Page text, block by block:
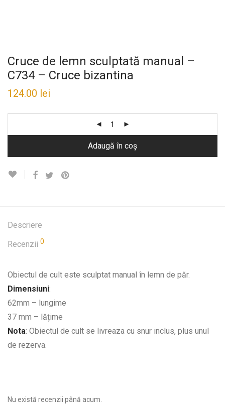
Cruce de lemn sculptată manual –
C734 – Cruce bizantina
124.00 lei
Adaugă în coș
Descriere
Recenzii 0
Obiectul de cult este sculptat manual în lemn de păr.
Dimensiuni:
62mm – lungime
37 mm – lățime
Nota: Obiectul de cult se livreaza cu snur inclus, plus unul
de rezerva.
Nu există recenzii până acum.